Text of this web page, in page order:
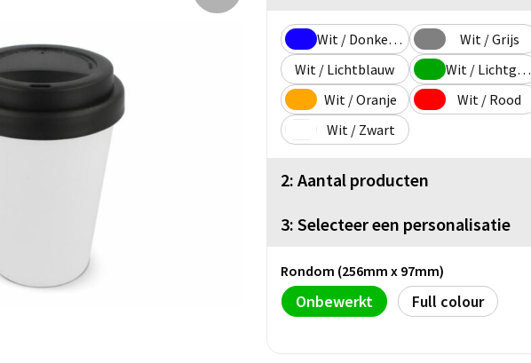
Wit / Donkerblauw
Wit / Grijs
Wit / Lichtblauw
Wit / Lichtgroen
Wit / Oranje
Wit / Rood
Wit / Zwart
2: Aantal producten
3: Selecteer een personalisatie
Rondom (256mm x 97mm)
Onbewerkt Full colour